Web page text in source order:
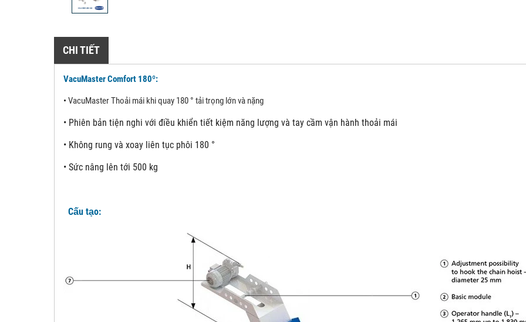
CHI TIẾT
VacuMaster Comfort 180º:
•VacuMaster Thoải mái khi quay 180 ° tải trọng lớn và nặng
• Phiên bản tiện nghi với điều khiển tiết kiệm năng lượng và tay cầm vận hành thoải mái
• Không rung và xoay liên tục phôi 180 °
• Sức nâng lên tới 500 kg
Cấu tạo: